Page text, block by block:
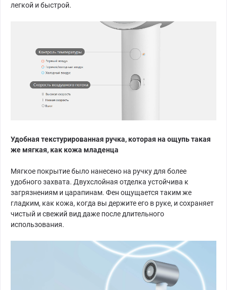
легкой и быстрой.
Удобная текстурированная ручка, которая на ощупь такая
же мягкая, как кожа младенца
Мягкое покрытие было нанесено на ручку для более
удобного захвата. Двухслойная отделка устойчива к
загрязнениям и царапинам. Фен ощущается таким же
гладким, как кожа, когда вы держите его в руке, и сохраняет
чистый и свежий вид даже после длительного
использования.